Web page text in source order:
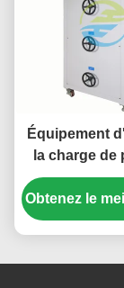
Équipement
la charge de
courant pour
de
rupture de
Obtenez le